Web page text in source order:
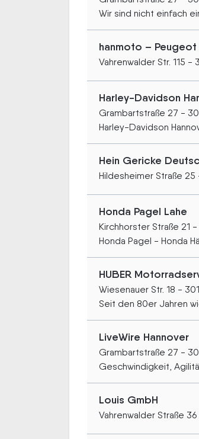
Wir sind nicht einfach
hanmoto –
Vahrenwalder Str. 115 -
Harley-Davidson
Grambartstraße 27 -
Harley-Davidson
Hein Gericke
Hildesheimer Straße 25
Honda Pagel Lahe
Kirchhorster Straße 21
Honda Pagel - Honda
HUBER
Wiesenauer Str. 18 -
Seit den 80er Jahren
LiveWire Hannover
Grambartstraße 27 -
Geschwindigkeit,
Louis GmbH
Vahrenwalder Straße